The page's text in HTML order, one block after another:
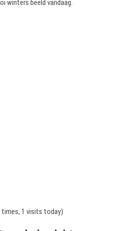
winters beeld vandaag.
times, 1 visits today)